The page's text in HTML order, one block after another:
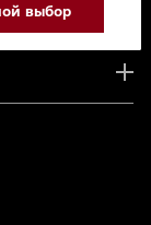
выбор